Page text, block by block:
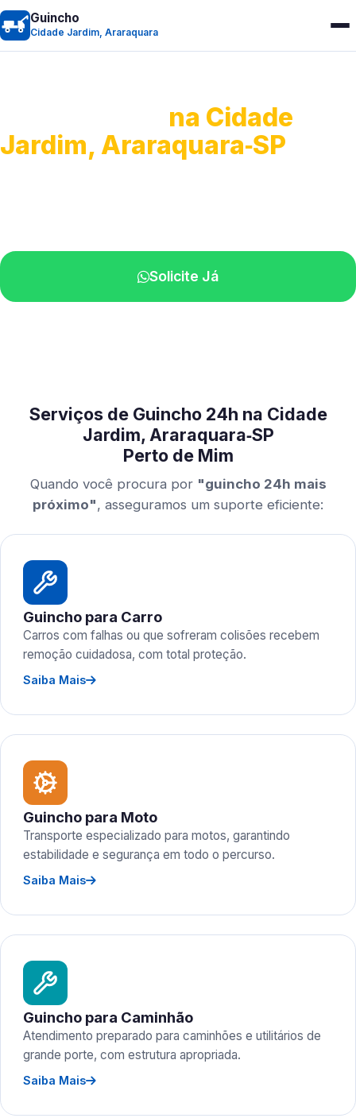
Guincho
Cidade Jardim, Araraquara
na Cidade
Jardim, Araraquara‑SP
Solicite Já
Serviços de Guincho 24h na Cidade
Jardim, Araraquara‑SP
Perto de Mim
Quando você procura por "guincho 24h mais
próximo", asseguramos um suporte eficiente:
Guincho para Carro
Carros com falhas ou que sofreram colisões recebem
remoção cuidadosa, com total proteção.
Saiba Mais
Guincho para Moto
Transporte especializado para motos, garantindo
estabilidade e segurança em todo o percurso.
Saiba Mais
Guincho para Caminhão
Atendimento preparado para caminhões e utilitários de
grande porte, com estrutura apropriada.
Saiba Mais